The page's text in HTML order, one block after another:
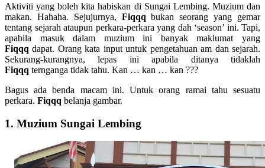
Aktiviti yang boleh kita habiskan di Sungai Lembing. Muzium dan
makan. Hahaha. Sejujurnya, Fiqqq bukan seorang yang gemar
tentang sejarah ataupun perkara-perkara yang dah ‘season’ ini. Tapi,
apabila masuk dalam muzium ini banyak maklumat yang
Fiqqq dapat. Orang kata input untuk pengetahuan am dan sejarah.
Sekurang-kurangnya, lepas ini apabila ditanya tidaklah
Fiqqq ternganga tidak tahu. Kan … kan … kan ???
Bagus ada benda macam ini. Untuk orang ramai tahu sesuatu
perkara. Fiqqq belanja gambar.
1. Muzium Sungai Lembing